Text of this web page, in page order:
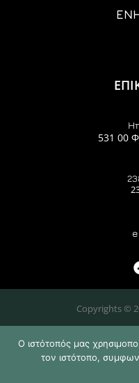
531 00
Copyrights ©
Design
Ο ιστότοπός μας
τον ιστότοπο,